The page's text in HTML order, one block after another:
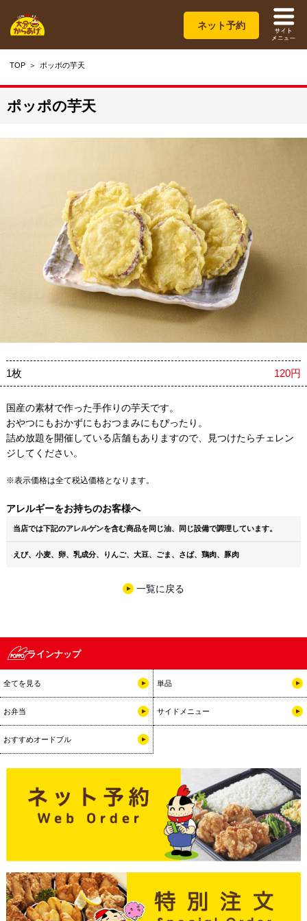
ネット予約
TOP ポッポの芋天
ポッポの芋天
1枚 120円
国産の素材で作った手作りの芋天です。
おやつにもおかずにもおつまみにもぴったり。
詰め放題を開催している店舗もありますので、見つけたらチェレン
ジしてください。
※表示価格は全て税込価格となります。
アレルギーをお持ちのお客様へ
当店では下記のアレルゲンを含む商品を同じ油、同じ設備で調理しています。
えび、小麦、卵、乳成分、りんご、大豆、ごま、さば、鶏肉、豚肉
一覧に戻る
ラインナップ
全てを見る 単品
お弁当 サイドメニュー
おすすめオードブル